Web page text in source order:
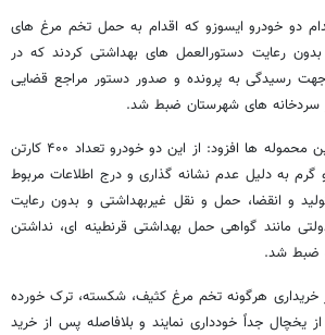
دو خودرو ایسوزو که اقدام به حمل تخم مرغ های
رعایت دستورالعمل های بهداشتی کردند که در
رسیدگی به پرونده و صدور دستور مراجع قضایی
های شهرستان ضبط شد.
آقاپور کاظمی در خصوص این محموله ها افزود: از این دو خودرو تعداد ۴۰۰ کارتن
معادل ۴۹۰۰ کیلو گرم به دلیل عدم نشانه گذاری و درج اطلاعات مربوط
و انقضا، حمل و نقل غیربهداشتی و بدون رعایت
مانند گواهی حمل بهداشتی قرنطینه ای، نداشتن
ضبط شد.
خریداری هرگونه تخم مرغ کثیف، شکسته، ترک خورده
یخچال جداً خودداری نمایند و بلافاصله پس از خرید